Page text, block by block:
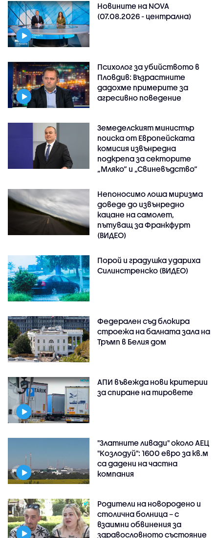
Новините на NOVA
(07.08.2026 - централна)
Психолог за убийството в
Пловдив: Възрастните
дадохме примерите за
агресивно поведение
Земеделският министър
поиска от Европейската
комисия извънредна
подкрепа за секторите
„Мляко“ и „Свиневъдство“
Непоносимо лоша миризма
доведе до извънредно
кацане на самолет,
пътуващ за Франкфурт
(ВИДЕО)
Порой и градушка удариха
Силинстренско (ВИДЕО)
Федерален съд блокира
строежа на балната зала на
Тръмп в Белия дом
АПИ въвежда нови критерии
за спиране на тировете
"Златните ливади" около АЕЦ
"Козлодуй": 1600 евро за кв.м
са дадени на частна
компания
Родители на новородено и
столична болница – с
взаимни обвинения за
здравословното състояние